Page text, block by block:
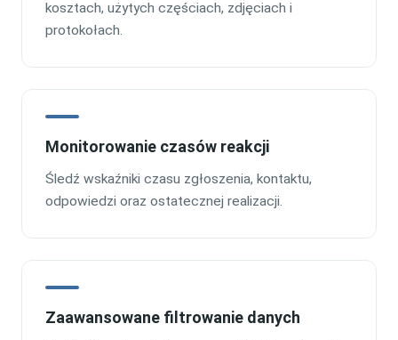
kosztach, użytych częściach, zdjęciach i
protokołach.
Monitorowanie czasów reakcji
Śledź wskaźniki czasu zgłoszenia, kontaktu,
odpowiedzi oraz ostatecznej realizacji.
Zaawansowane filtrowanie danych